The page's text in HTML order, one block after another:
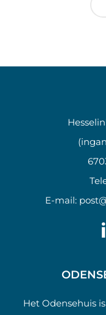
E-mail:
Het Odensehuis